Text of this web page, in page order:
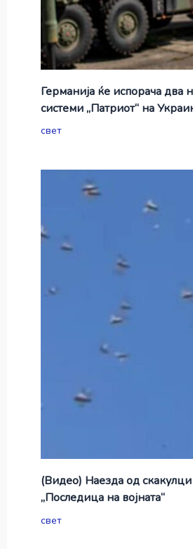
Германија ќе испорача два
системи „Патриот“ на
свет
(Видео) Наезда од
„Последица на војната“
свет